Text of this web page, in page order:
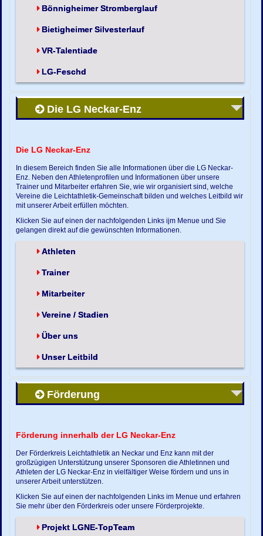
Bönnigheimer Stromberglauf
Bietigheimer Silvesterlauf
VR-Talentiade
LG-Feschd
Die LG Neckar-Enz
Die LG Neckar-Enz
In diesem Bereich finden Sie alle Informationen über die LG Neckar-
Enz. Neben den Athletenprofilen und Informationen über unsere
Trainer und Mitarbeiter erfahren Sie, wie wir organisiert sind, welche
Vereine die Leichtathletik-Gemeinschaft bilden und welches Leitbild wir
mit unserer Arbeit erfüllen möchten.
Klicken Sie auf einen der nachfolgenden Links ijm Menue und Sie
gelangen direkt auf die gewünschten Informationen.
Athleten
Trainer
Mitarbeiter
Vereine / Stadien
Über uns
Unser Leitbild
Förderung
Förderung innerhalb der LG Neckar-Enz
Der Förderkreis Leichtathletik an Neckar und Enz kann mit der
großzügigen Unterstützung unserer Sponsoren die Athletinnen und
Athleten der LG Neckar-Enz in vielfältiger Weise fördern und uns in
unserer Arbeit unterstützen.
Klicken Sie auf einen der nachfolgenden Links im Menue und erfahren
Sie mehr über den Förderkreis oder unsere Förderprojekte.
Projekt LGNE-TopTeam